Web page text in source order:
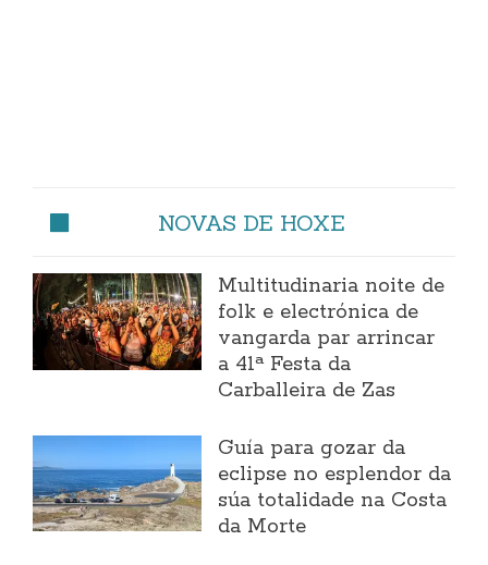
NOVAS DE HOXE
Multitudinaria noite de
folk e electrónica de
vangarda par arrincar
a 41ª Festa da
Carballeira de Zas
Guía para gozar da
eclipse no esplendor da
súa totalidade na Costa
da Morte